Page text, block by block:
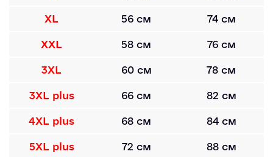
XL 56 см 74 см
XXL 58 см 76 см
3XL 60 см 78 см
3XL plus 66 см 82 см
4XL plus 68 см 84 см
5XL plus 72 см 88 см